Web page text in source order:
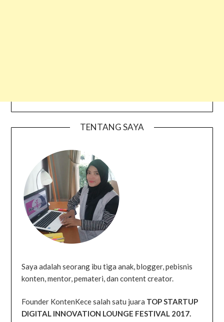
TENTANG SAYA
Saya adalah seorang ibu tiga anak, blogger, pebisnis
konten, mentor, pemateri, dan content creator.
Founder KontenKece salah satu juara TOP STARTUP
DIGITAL INNOVATION LOUNGE FESTIVAL 2017.